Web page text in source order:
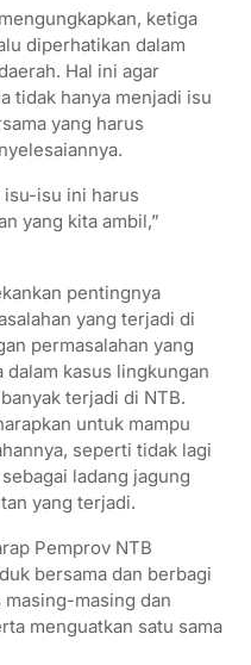
ketiga
diperhatikan dalam
Hal ini agar
tidak hanya menjadi isu
yang harus
isu-isu ini harus
yang kita ambil,”
pentingnya
yang terjadi di
permasalahan yang
kasus lingkungan
terjadi di NTB.
untuk mampu
seperti tidak lagi
ladang jagung
yang terjadi.
Pemprov NTB
bersama dan berbagi
masing dan
menguatkan satu sama